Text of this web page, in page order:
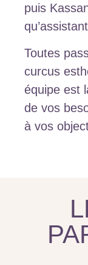
puis
Toutes
curcus
équipe est
de vos
à vos